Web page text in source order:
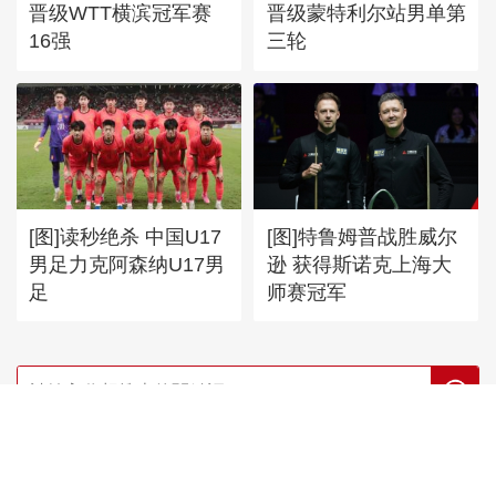
晋级WTT横滨冠军赛
16强
晋级蒙特利尔站男单第
三轮
[图]读秒绝杀 中国U17
男足力克阿森纳U17男
足
[图]特鲁姆普战胜威尔
逊 获得斯诺克上海大
师赛冠军